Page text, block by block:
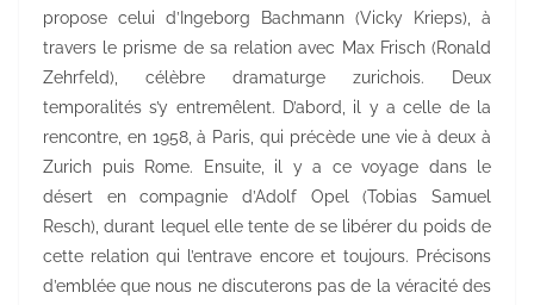
propose celui d’Ingeborg Bachmann (Vicky Krieps), à
travers le prisme de sa relation avec Max Frisch (Ronald
Zehrfeld), célèbre dramaturge zurichois. Deux
temporalités s’y entremêlent. D’abord, il y a celle de la
rencontre, en 1958, à Paris, qui précède une vie à deux à
Zurich puis Rome. Ensuite, il y a ce voyage dans le
désert en compagnie d’Adolf Opel (Tobias Samuel
Resch), durant lequel elle tente de se libérer du poids de
cette relation qui l’entrave encore et toujours. Précisons
d’emblée que nous ne discuterons pas de la véracité des